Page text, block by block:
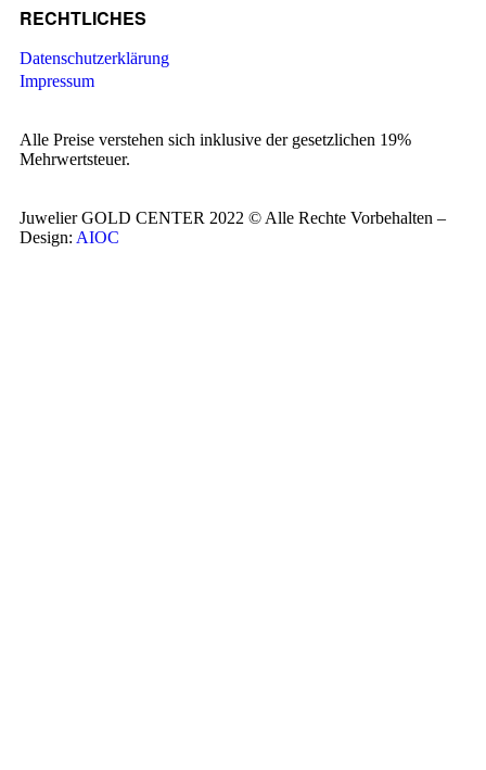
RECHTLICHES
Datenschutzerklärung
Impressum
Alle Preise verstehen sich inklusive der gesetzlichen 19%
Mehrwertsteuer.
Juwelier GOLD CENTER 2022 © Alle Rechte Vorbehalten –
Design: AIOC